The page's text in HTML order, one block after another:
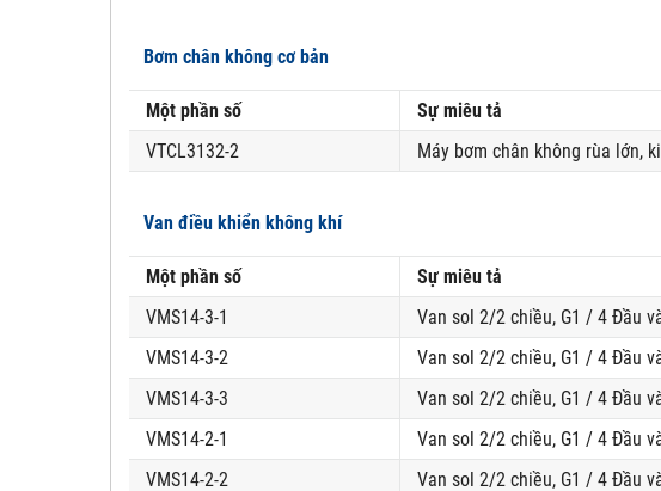
Bơm chân không cơ bản
Một phần số
Sự miêu tả
VTCL3132-2
Máy bơm chân không rùa lớn,
Van điều khiển không khí
Một phần số
Sự miêu tả
VMS14-3-1
Van sol 2/2 chiều, G1 / 4 Đầu
VMS14-3-2
Van sol 2/2 chiều, G1 / 4 Đầu
VMS14-3-3
Van sol 2/2 chiều, G1 / 4 Đầu
VMS14-2-1
Van sol 2/2 chiều, G1 / 4 Đầu
VMS14-2-2
Van sol 2/2 chiều, G1 / 4 Đầu